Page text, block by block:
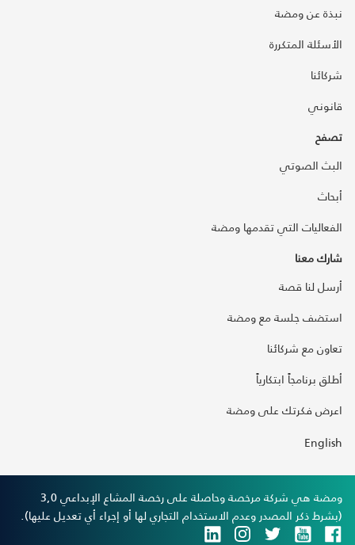
نبذة عن ومضة
الأسئلة المتكررة
شركائنا
قانوني
تصفح
البث الصوتي
أبحاث
الفعاليات التي تقدمها ومضة
شارك معنا
أرسل لنا قصة
استضف جلسة مع ومضة
تعاون مع شركائنا
أطلق برنامجاً ابتكارياً
اعرض فكرتك على ومضة
English
ومضة هي شركة مرخصة وحاصلة على رخصة المشاع الإبداعي 3,0
(بشرط ذكر المصدر وعدم الاستخدام التجاري لها أو إجراء أي تعديل عليها).